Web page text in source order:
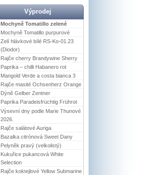
Výprodej
Mochyně Tomatillo zelené
Mochyně Tomatillo purpurové
Zelí hlávkové bílé RS-Ko-01.23
(Diodor)
Rajče cherry Brandywine Sherry
Paprika – chilli Habanero rot
Mangold Verde a costa bianca 3
Rajče masité Ochsenherz Orange
Dýně Gelber Zentner
Paprika Paradeisfrüchtig Frührot
Výsevní dny podle Marie Thunové
2026.
Rajče salátové Auriga
Bazalka citrónová Sweet Dany
Pelyněk pravý (velkolistý)
Kukuřice pukancová White
Selection
Rajče koktejlové Yellow Submarine